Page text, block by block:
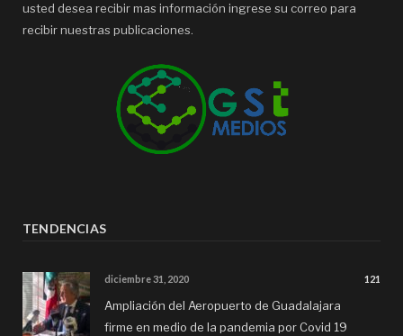
usted desea recibir mas información ingrese su correo para
recibir nuestras publicaciones.
TENDENCIAS
diciembre 31, 2020 121
Ampliación del Aeropuerto de Guadalajara
firme en medio de la pandemia por Covid 19